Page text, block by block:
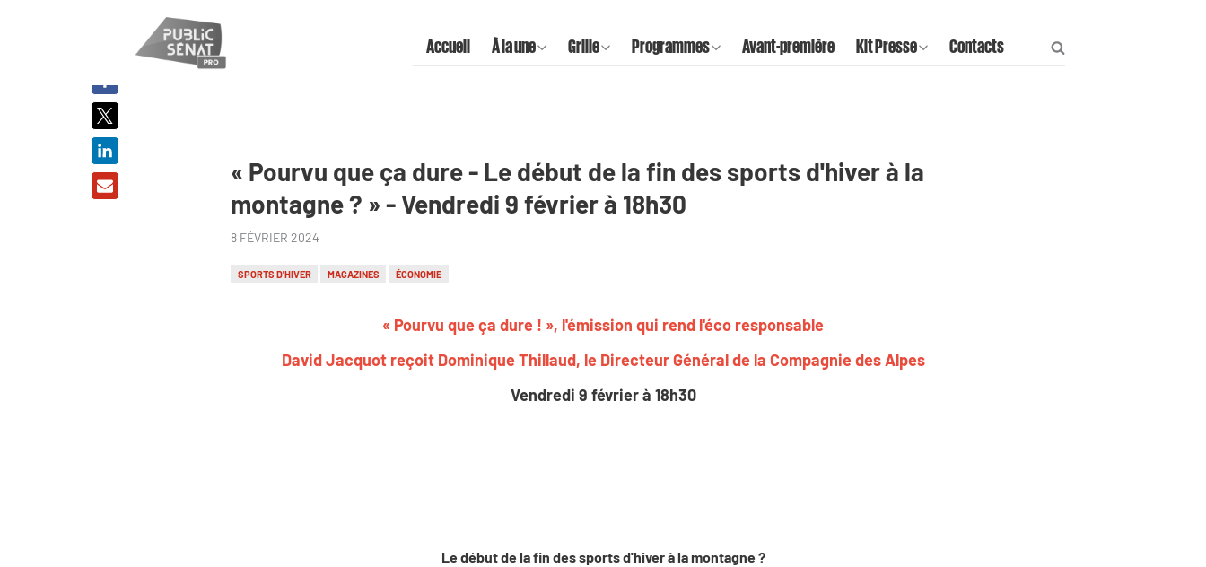
Accueil À la une Grille Programmes Avant-première Kit Presse Contacts
« Pourvu que ça dure - Le début de la fin des sports d'hiver à la
montagne ? » - Vendredi 9 février à 18h30
8 FÉVRIER 2024
SPORTS D'HIVER MAGAZINES ÉCONOMIE
« Pourvu que ça dure ! », l'émission qui rend l'éco responsable
David Jacquot reçoit Dominique Thillaud, le Directeur Général de la Compagnie des Alpes
Vendredi 9 février à 18h30
Le début de la fin des sports d'hiver à la montagne ?